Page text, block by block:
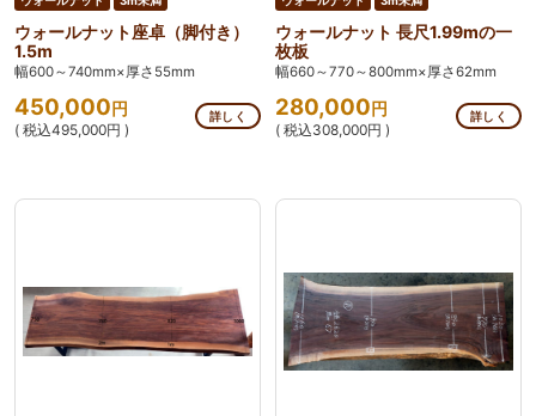
ウォールナット座卓（脚付き）
1.5m
幅600～740mm×厚さ55mm
450,000円
( 税込495,000円 )
詳しく
ウォールナット 長尺1.99mの一
枚板
幅660～770～800mm×厚さ62mm
280,000円
( 税込308,000円 )
詳しく